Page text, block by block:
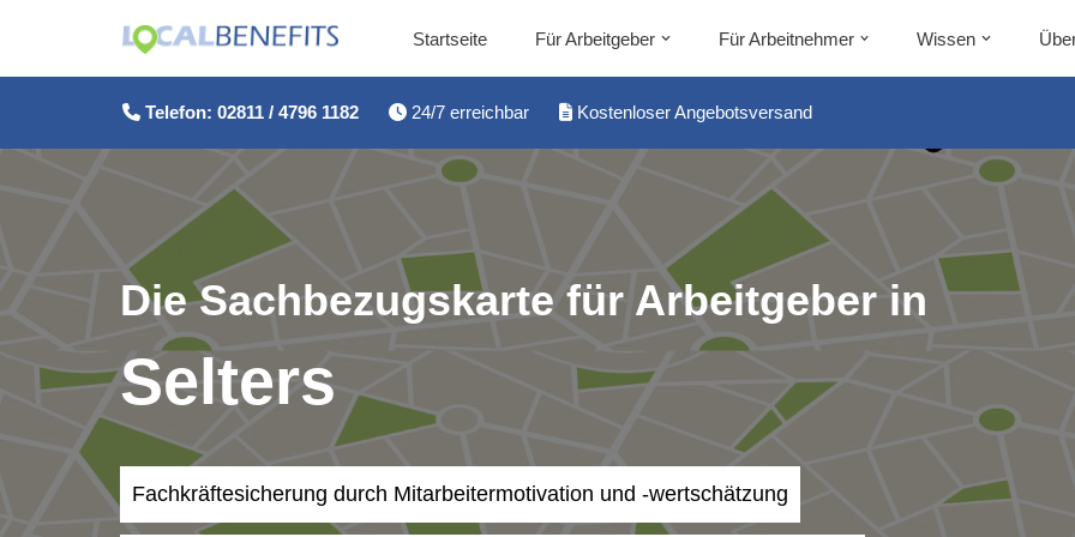
Startseite Für Arbeitgeber Für Arbeitnehmer Wissen
Telefon: 02811 / 4796 1182 24/7 erreichbar Kostenloser Angebotsversand
Die Sachbezugskarte für Arbeitgeber in
Selters
Fachkräftesicherung durch Mitarbeitermotivation und -wertschätzung